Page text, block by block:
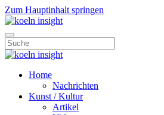
Zum Hauptinhalt springen
Home
Nachrichten
Kunst / Kultur
Artikel